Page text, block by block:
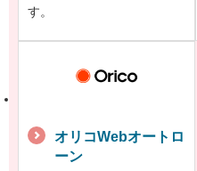
す。
オリコWebオートロ
ーン